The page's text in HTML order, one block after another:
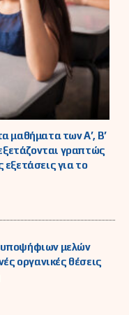
μαθήματα των Α’, Β’
γραπτώς
εξετάσεις για το
υποψήφιων μελών
οργανικές θέσεις